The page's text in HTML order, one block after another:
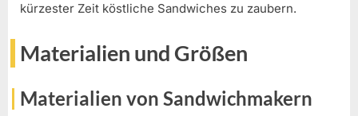
kürzester Zeit köstliche Sandwiches zu zaubern.
Materialien und Größen
Materialien von Sandwichmakern